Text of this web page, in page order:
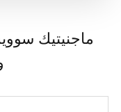
ماجنيتيك